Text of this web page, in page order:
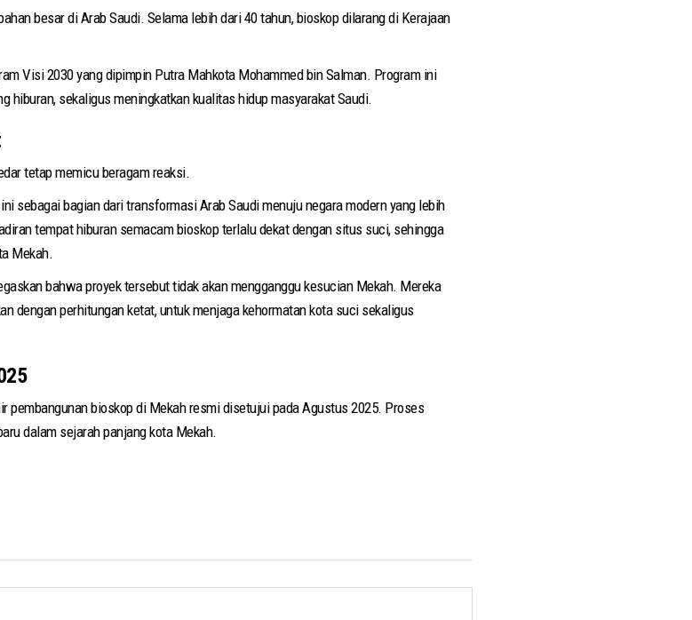
besar di Arab Saudi. Selama lebih dari 40 tahun, bioskop dilarang di Kerajaan
Visi 2030 yang dipimpin Putra Mahkota Mohammed bin Salman. Program ini
hiburan, sekaligus meningkatkan kualitas hidup masyarakat Saudi.
tetap memicu beragam reaksi.
sebagai bagian dari transformasi Arab Saudi menuju negara modern yang lebih
tempat hiburan semacam bioskop terlalu dekat dengan situs suci, sehingga
Mekah.
bahwa proyek tersebut tidak akan mengganggu kesucian Mekah. Mereka
dengan perhitungan ketat, untuk menjaga kehormatan kota suci sekaligus
pembangunan bioskop di Mekah resmi disetujui pada Agustus 2025. Proses
dalam sejarah panjang kota Mekah.